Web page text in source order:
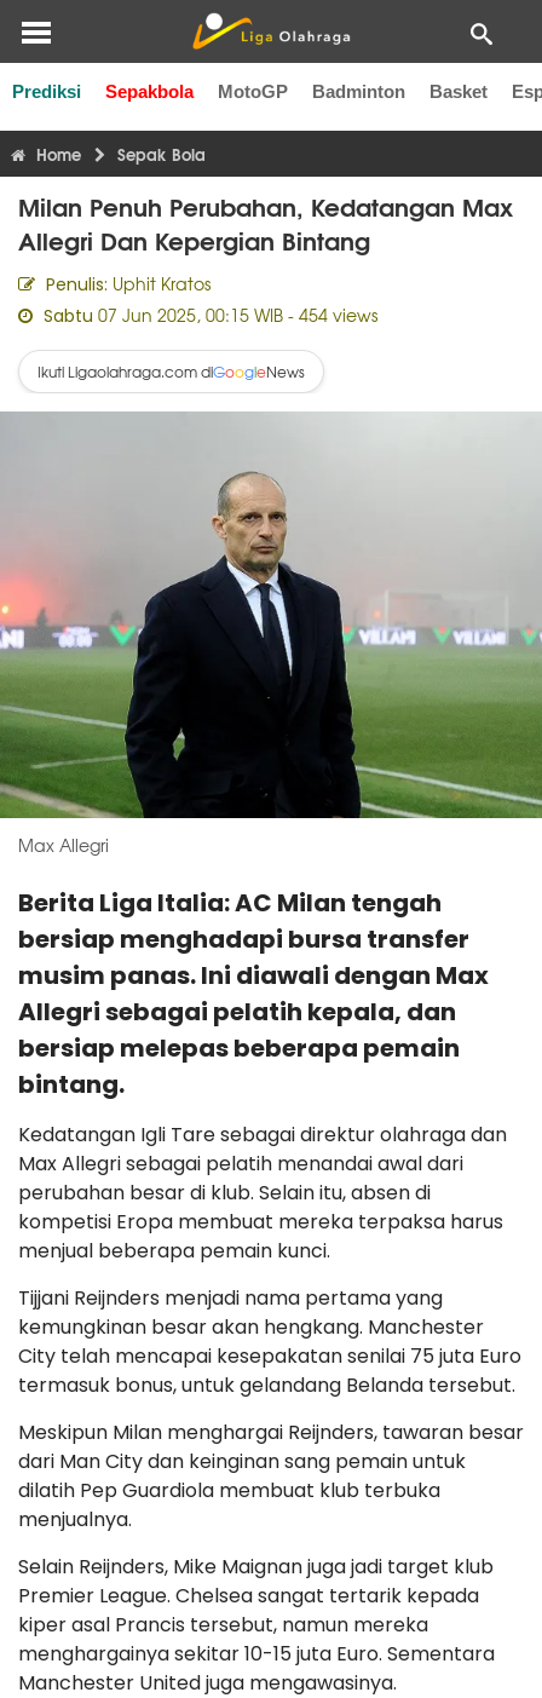
Prediksi Sepakbola MotoGP Badminton Basket
Liga Inggris Liga Italia Liga Spanyol Liga Perancis
Home Sepak Bola
Milan Penuh Perubahan, Kedatangan Max
Allegri Dan Kepergian Bintang
Penulis: Uphit Kratos
Sabtu 07 Jun 2025, 00:15 WIB - 454 views
Ikuti Ligaolahraga.com diGoogleNews
Max Allegri
Berita Liga Italia: AC Milan tengah
bersiap menghadapi bursa transfer
musim panas. Ini diawali dengan Max
Allegri sebagai pelatih kepala, dan
bersiap melepas beberapa pemain
bintang.
Kedatangan Igli Tare sebagai direktur olahraga dan
Max Allegri sebagai pelatih menandai awal dari
perubahan besar di klub. Selain itu, absen di
kompetisi Eropa membuat mereka terpaksa harus
menjual beberapa pemain kunci.
Tijjani Reijnders menjadi nama pertama yang
kemungkinan besar akan hengkang. Manchester
City telah mencapai kesepakatan senilai 75 juta Euro
termasuk bonus, untuk gelandang Belanda tersebut.
Meskipun Milan menghargai Reijnders, tawaran besar
dari Man City dan keinginan sang pemain untuk
dilatih Pep Guardiola membuat klub terbuka
menjualnya.
Selain Reijnders, Mike Maignan juga jadi target klub
Premier League. Chelsea sangat tertarik kepada
kiper asal Prancis tersebut, namun mereka
menghargainya sekitar 10-15 juta Euro. Sementara
Manchester United juga mengawasinya.